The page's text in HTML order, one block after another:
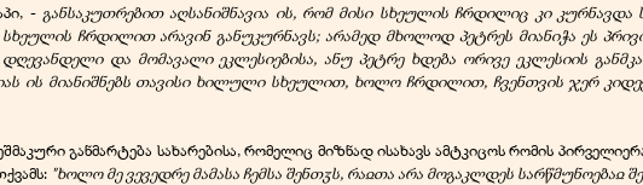
- განსაკუთრებით აღსანიშნავია ის, რომ მისი სხეულის ჩრდილიც კი
ჩრდილით არავინ განუკურნავს; არამედ მხოლოდ პეტრეს მიანიჭა ეს
და მომავალი ეკლესიებისა, ანუ პეტრე ხდება ორივე ეკლესიის
ის მიანიშნებს თავისი ხილული სხეულით, ხოლო ჩრდილით, ჩვენთვის ჯერ
განმარტება სახარებისა, რომელიც მიზნად ისახავს ამტკიცოს რომის
"ხოლო მე ვევედრე მამასა ჩემსა შენთჳს, რაჲთა არა მოგაკლდეს სარწმუნოებაჲ